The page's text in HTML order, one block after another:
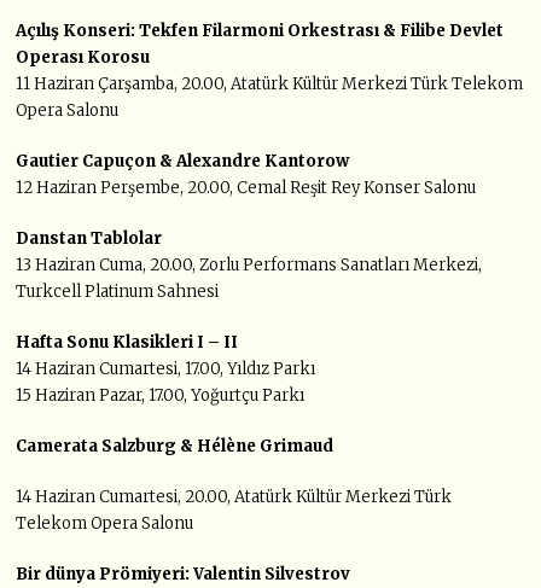
Açılış Konseri: Tekfen Filarmoni Orkestrası & Filibe Devlet
Operası Korosu
11 Haziran Çarşamba, 20.00, Atatürk Kültür Merkezi Türk Telekom
Opera Salonu
Gautier Capuçon & Alexandre Kantorow
12 Haziran Perşembe, 20.00, Cemal Reşit Rey Konser Salonu
Danstan Tablolar
13 Haziran Cuma, 20.00, Zorlu Performans Sanatları Merkezi,
Turkcell Platinum Sahnesi
Hafta Sonu Klasikleri I – II
14 Haziran Cumartesi, 17.00, Yıldız Parkı
15 Haziran Pazar, 17.00, Yoğurtçu Parkı
Camerata Salzburg & Hélène Grimaud
14 Haziran Cumartesi, 20.00, Atatürk Kültür Merkezi Türk
Telekom Opera Salonu
Bir dünya Prömiyeri: Valentin Silvestrov